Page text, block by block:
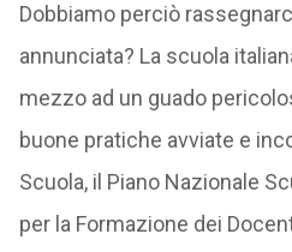
Dobbiamo perciò
annunciata? La scuola
mezzo ad un guado
buone pratiche avviate e
Scuola, il Piano Nazionale
per la Formazione dei